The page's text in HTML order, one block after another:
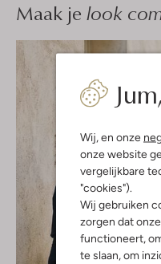
Wij, en onze
onze website
vergelijkbare
"cookies").
Wij gebruiken
zorgen dat
functioneert,
te slaan, om
Maak je look